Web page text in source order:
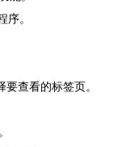
序。
查看的标签页。